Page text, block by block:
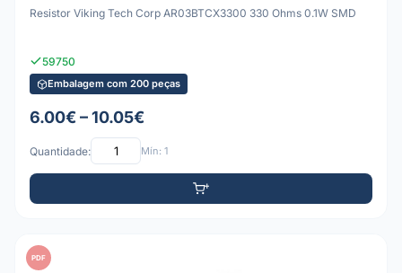
Resistor Viking Tech Corp AR03BTCX3300 330 Ohms 0.1W SMD
59750
Embalagem com 200 peças
6.00€ – 10.05€
Quantidade: Mín: 1
PDF